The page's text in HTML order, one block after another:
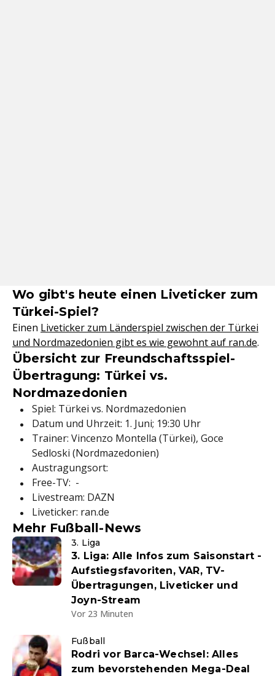
Wo gibt's heute einen Liveticker zum
Türkei-Spiel?
Einen Liveticker zum Länderspiel zwischen der Türkei
und Nordmazedonien gibt es wie gewohnt auf ran.de.
Übersicht zur Freundschaftsspiel-
Übertragung: Türkei vs.
Nordmazedonien
Spiel: Türkei vs. Nordmazedonien
Datum und Uhrzeit: 1. Juni; 19:30 Uhr
Trainer: Vincenzo Montella (Türkei), Goce
Sedloski (Nordmazedonien)
Austragungsort:
Free-TV: -
Livestream: DAZN
Liveticker: ran.de
Mehr Fußball-News
3. Liga
3. Liga: Alle Infos zum Saisonstart -
Aufstiegsfavoriten, VAR, TV-
Übertragungen, Liveticker und
Joyn-Stream
Vor 23 Minuten
Fußball
Rodri vor Barca-Wechsel: Alles
zum bevorstehenden Mega-Deal